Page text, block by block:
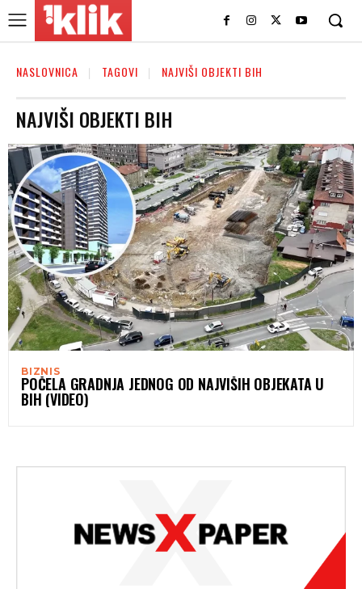
NASLOVNICA TAGOVI NAJVIŠI OBJEKTI BIH
NAJVIŠI OBJEKTI BIH
BIZNIS
POČELA GRADNJA JEDNOG OD NAJVIŠIH OBJEKATA U
BIH (VIDEO)